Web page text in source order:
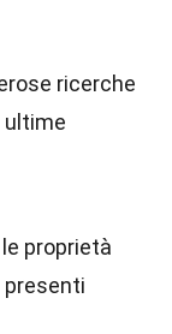
ricerche
ultime
proprietà